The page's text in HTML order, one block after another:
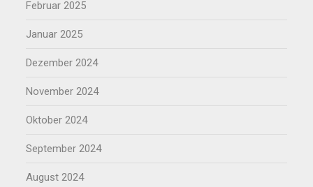
Februar 2025
Januar 2025
Dezember 2024
November 2024
Oktober 2024
September 2024
August 2024